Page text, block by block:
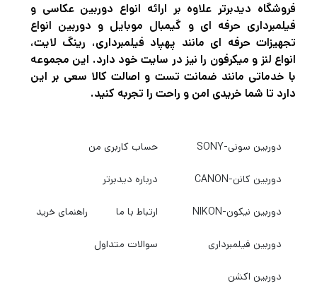
فروشگاه دیدبرتر علاوه بر ارائه انواع دوربین عکاسی و
فیلمبرداری حرفه ای و گیمبال موبایل و دوربین انواع
تجهیزات حرفه ای مانند پهپاد فیلمبرداری، رینگ لایت،
انواع لنز و میکرفون را نیز در سایت خود دارد. این مجموعه
با خدماتی مانند ضمانت تست و اصالت کالا سعی بر این
دارد تا شما خریدی امن و راحت را تجربه کنید.
دوربین سونی-SONY
دوربین کانن-CANON
دوربین نیکون-NIKON
دوربین فیلمبرداری
دوربین اکشن
حساب کاربری من
درباره دیدبرتر
ارتباط با ما راهنمای خرید
سوالات متداول